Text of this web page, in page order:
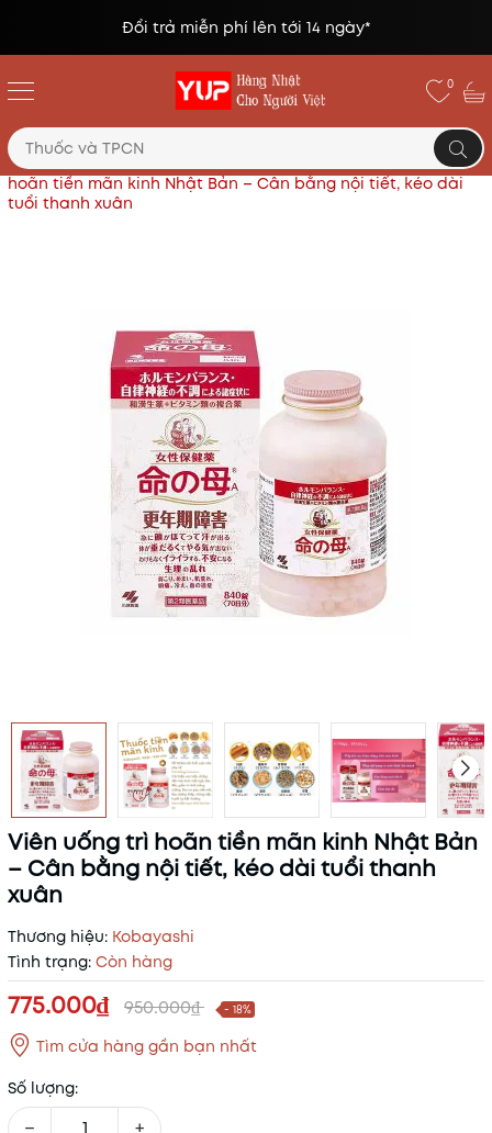
Đổi trả miễn phí lên tới 14 ngày*
0
Trang chủ Thực phẩm chức năng Nhật
Viên uống trì
hoãn tiền mãn kinh Nhật Bản – Cân bằng nội tiết, kéo dài
tuổi thanh xuân
Viên uống trì hoãn tiền mãn kinh Nhật Bản
– Cân bằng nội tiết, kéo dài tuổi thanh
xuân
Thương hiệu: Kobayashi
Tình trạng: Còn hàng
775.000₫ 950.000₫ - 18%
Tìm cửa hàng gần bạn nhất
Số lượng: